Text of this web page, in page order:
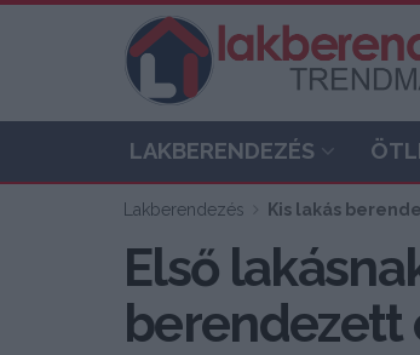
LAKBERENDEZÉS
Lakberendezés Kis lakás
Első
berendezett